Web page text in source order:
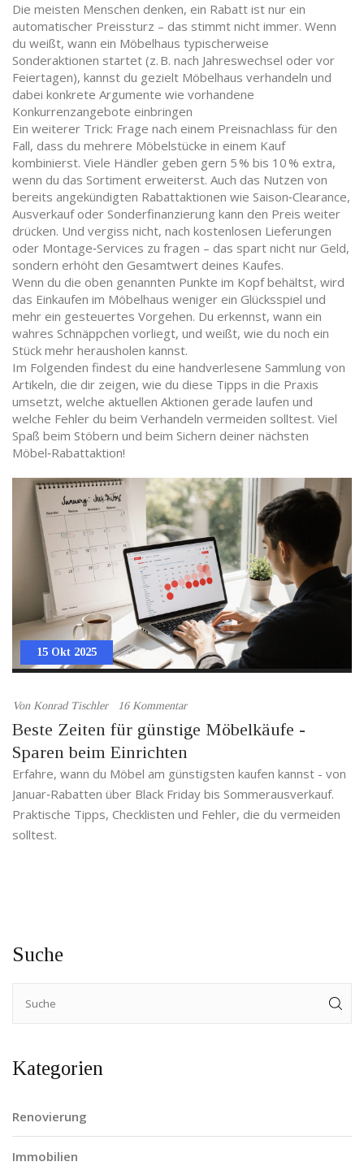
Die meisten Menschen denken, ein Rabatt ist nur ein
automatischer Preissturz – das stimmt nicht immer. Wenn
du weißt, wann ein Möbelhaus typischerweise
Sonderaktionen startet (z. B. nach Jahreswechsel oder vor
Feiertagen), kannst du gezielt Möbelhaus verhandeln und
dabei konkrete Argumente wie vorhandene
Konkurrenzangebote einbringen
Ein weiterer Trick: Frage nach einem Preisnachlass für den
Fall, dass du mehrere Möbelstücke in einem Kauf
kombinierst. Viele Händler geben gern 5 % bis 10 % extra,
wenn du das Sortiment erweiterst. Auch das Nutzen von
bereits angekündigten Rabattaktionen wie Saison‑Clearance,
Ausverkauf oder Sonderfinanzierung kann den Preis weiter
drücken. Und vergiss nicht, nach kostenlosen Lieferungen
oder Montage‑Services zu fragen – das spart nicht nur Geld,
sondern erhöht den Gesamtwert deines Kaufes.
Wenn du die oben genannten Punkte im Kopf behältst, wird
das Einkaufen im Möbelhaus weniger ein Glücksspiel und
mehr ein gesteuertes Vorgehen. Du erkennst, wann ein
wahres Schnäppchen vorliegt, und weißt, wie du noch ein
Stück mehr herausholen kannst.
Im Folgenden findest du eine handverlesene Sammlung von
Artikeln, die dir zeigen, wie du diese Tipps in die Praxis
umsetzt, welche aktuellen Aktionen gerade laufen und
welche Fehler du beim Verhandeln vermeiden solltest. Viel
Spaß beim Stöbern und beim Sichern deiner nächsten
Möbel‑Rabattaktion!
15 Okt 2025
Von Konrad Tischler 16 Kommentar
Beste Zeiten für günstige Möbelkäufe -
Sparen beim Einrichten
Erfahre, wann du Möbel am günstigsten kaufen kannst - von
Januar‑Rabatten über Black Friday bis Sommerausverkauf.
Praktische Tipps, Checklisten und Fehler, die du vermeiden
solltest.
Suche
Kategorien
Renovierung
Immobilien